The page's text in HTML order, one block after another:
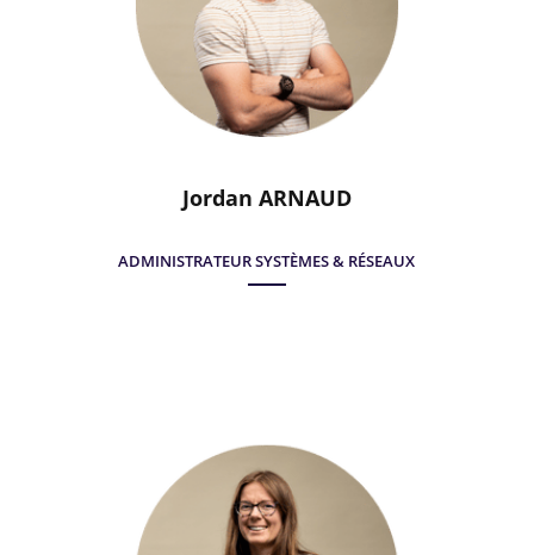
Jordan ARNAUD
ADMINISTRATEUR SYSTÈMES & RÉSEAUX